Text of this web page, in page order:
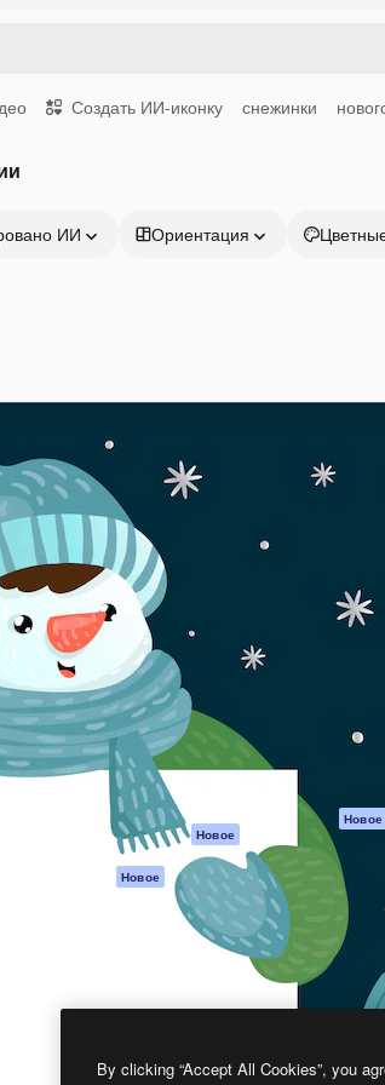
Создать ИИ-иконку снежинки
ИИ Ориентация
Продукция
Spaces
ИИ-помощник
Генератор
изображений ИИ
Генератор видео
ИИ
Генератор голоса
на основе ИИ
Стоковый контент
MCP для
Claude/ChatGPT
Новое
Новое
Magnific
Документация по
Служба
поддержки
Политика
Оригиналы
Новое
Политика файлов
cookie
Центр доверия
Партнеры
Предприятие
By clicking “Accept All Cookies”, you